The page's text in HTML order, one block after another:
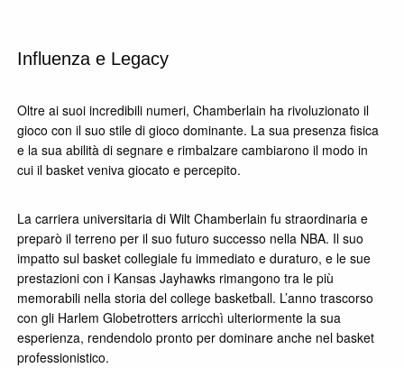
Influenza e Legacy
Oltre ai suoi incredibili numeri, Chamberlain ha rivoluzionato il
gioco con il suo stile di gioco dominante. La sua presenza fisica
e la sua abilità di segnare e rimbalzare cambiarono il modo in
cui il basket veniva giocato e percepito.
La carriera universitaria di Wilt Chamberlain fu straordinaria e
preparò il terreno per il suo futuro successo nella NBA. Il suo
impatto sul basket collegiale fu immediato e duraturo, e le sue
prestazioni con i Kansas Jayhawks rimangono tra le più
memorabili nella storia del college basketball. L’anno trascorso
con gli Harlem Globetrotters arricchì ulteriormente la sua
esperienza, rendendolo pronto per dominare anche nel basket
professionistico.